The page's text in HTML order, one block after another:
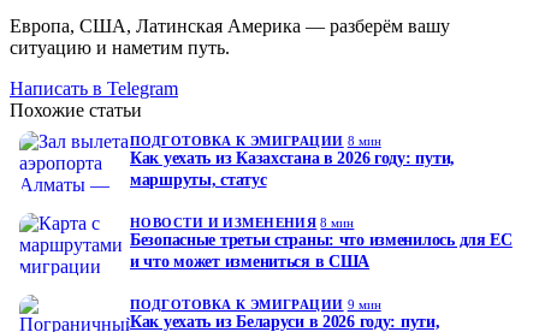
Европа, США, Латинская Америка — разберём вашу
ситуацию и наметим путь.
Написать в Telegram
Похожие статьи
ПОДГОТОВКА К ЭМИГРАЦИИ 8 мин
Как уехать из Казахстана в 2026 году: пути,
маршруты, статус
НОВОСТИ И ИЗМЕНЕНИЯ 8 мин
Безопасные третьи страны: что изменилось для ЕС
и что может измениться в США
ПОДГОТОВКА К ЭМИГРАЦИИ 9 мин
Как уехать из Беларуси в 2026 году: пути,